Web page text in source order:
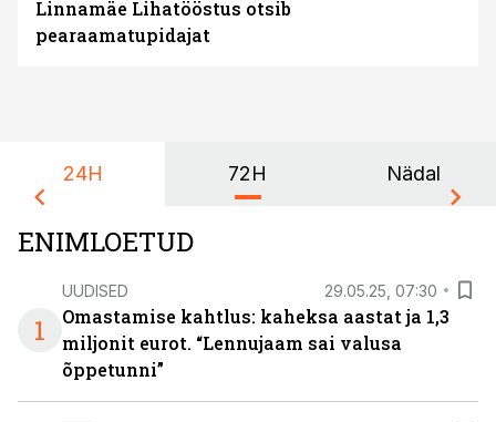
Linnamäe Lihatööstus otsib
pearaamatupidajat
24H 72H Nädal
ENIMLOETUD
1
UUDISED 29.05.25, 07:30
Omastamise kahtlus: kaheksa aastat ja 1,3
miljonit eurot. “Lennujaam sai valusa
õppetunni”